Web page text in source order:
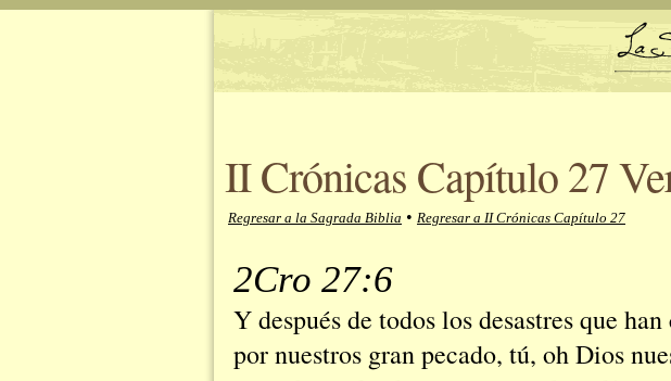
II Crónicas Capítulo 27
Regresar a la Sagrada Biblia • Regresar a II Crónicas Capítulo 27
2Cro 27:6
Y después de todos los desastres que
por nuestros gran pecado, tú, oh Dios